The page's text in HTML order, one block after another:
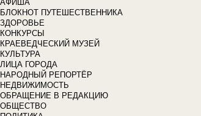
АФИША
БЛОКНОТ ПУТЕШЕСТВЕННИКА
ЗДОРОВЬЕ
КОНКУРСЫ
КРАЕВЕДЧЕСКИЙ МУЗЕЙ
КУЛЬТУРА
ЛИЦА ГОРОДА
НАРОДНЫЙ РЕПОРТЁР
НЕДВИЖИМОСТЬ
ОБРАЩЕНИЕ В РЕДАКЦИЮ
ОБЩЕСТВО